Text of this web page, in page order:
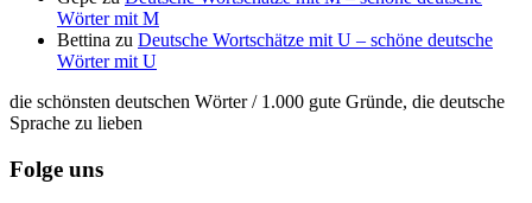
Wörter mit M
Bettina zu Deutsche Wortschätze mit U – schöne deutsche
Wörter mit U
die schönsten deutschen Wörter / 1.000 gute Gründe, die deutsche
Sprache zu lieben
Folge uns